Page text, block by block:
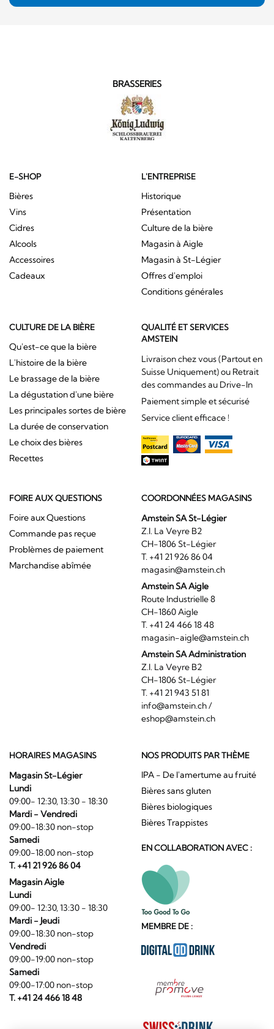
BRASSERIES
E-SHOP
Bières
Vins
Cidres
Alcools
Accessoires
Cadeaux
L'ENTREPRISE
Historique
Présentation
Culture de la bière
Magasin à Aigle
Magasin à St-Légier
Offres d'emploi
Conditions générales
CULTURE DE LA BIÈRE
Qu'est-ce que la bière
L'histoire de la bière
Le brassage de la bière
La dégustation d'une bière
Les principales sortes de bière
La durée de conservation
Le choix des bières
Recettes
QUALITÉ ET SERVICES
AMSTEIN
Livraison chez vous (Partout en
Suisse Uniquement) ou Retrait
des commandes au Drive-In
Paiement simple et sécurisé
Service client efficace !
FOIRE AUX QUESTIONS
Foire aux Questions
Commande pas reçue
Problèmes de paiement
Marchandise abîmée
COORDONNÉES MAGASINS
Amstein SA St-Légier
Z.I. La Veyre B2
CH-1806 St-Légier
T. +41 21 926 86 04
magasin@amstein.ch
Amstein SA Aigle
Route Industrielle 8
CH-1860 Aigle
T. +41 24 466 18 48
magasin-aigle@amstein.ch
Amstein SA Administration
Z.I. La Veyre B2
CH-1806 St-Légier
T. +41 21 943 51 81
info@amstein.ch/
eshop@amstein.ch
HORAIRES MAGASINS
Magasin St-Légier
Lundi
09:00- 12:30, 13:30 - 18:30
Mardi - Vendredi
09:00-18:30 non-stop
Samedi
09:00-18:00 non-stop
T. +41 21 926 86 04
Magasin Aigle
Lundi
09:00- 12:30, 13:30 - 18:30
Mardi - Jeudi
09:00-18:30 non-stop
Vendredi
09:00-19:00 non-stop
Samedi
09:00-17:00 non-stop
T. +41 24 466 18 48
NOS PRODUITS PAR THÈME
IPA - De l'amertume au fruité
Bières sans gluten
Bières biologiques
Bières Trappistes
EN COLLABORATION AVEC :
MEMBRE DE :